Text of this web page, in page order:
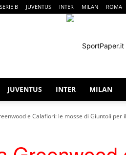
SERIE B JUVENTUS INTER MILAN ROMA
JUVENTUS INTER MILAN
e Calafiori: le mosse di Giuntoli per